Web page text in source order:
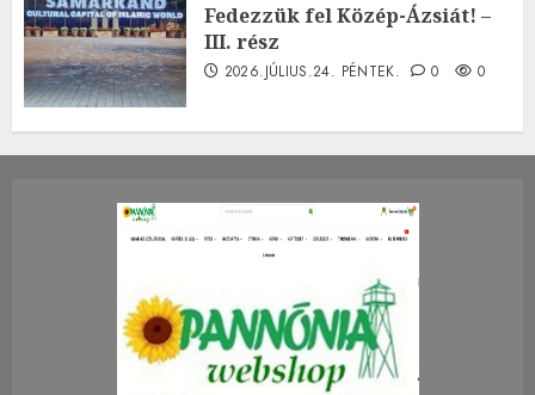
Fedezzük fel Közép-Ázsiát! –
III. rész
2026.JÚLIUS.24. PÉNTEK. 0 0